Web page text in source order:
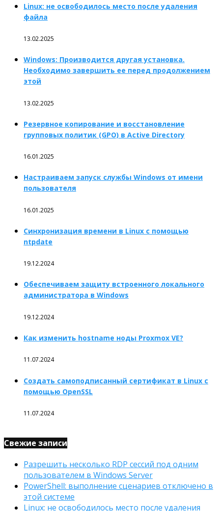
Linux: не освободилось место после удаления
файла
13.02.2025
Windows: Производится другая установка.
Необходимо завершить ее перед продолжением
этой
13.02.2025
Резервное копирование и восстановление
групповых политик (GPO) в Active Directory
16.01.2025
Настраиваем запуск службы Windows от имени
пользователя
16.01.2025
Синхронизация времени в Linux с помощью
ntpdate
19.12.2024
Обеспечиваем защиту встроенного локального
администратора в Windows
19.12.2024
Как изменить hostname ноды Proxmox VE?
11.07.2024
Создать самоподписанный сертификат в Linux с
помощью OpenSSL
11.07.2024
Свежие записи
Разрешить несколько RDP сессий под одним
пользователем в Windows Server
PowerShell: выполнение сценариев отключено в
этой системе
Linux: не освободилось место после удаления